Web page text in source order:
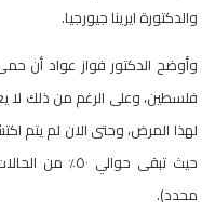
والدكتورة ايرينا جيورجيا.
وأوضح الدكتور فواز عواد أن
فلسطين، وعلى الرغم من ذلك لا
لهذا المرض، وحتى الان لم يتم
حيث تبقى
محدد).